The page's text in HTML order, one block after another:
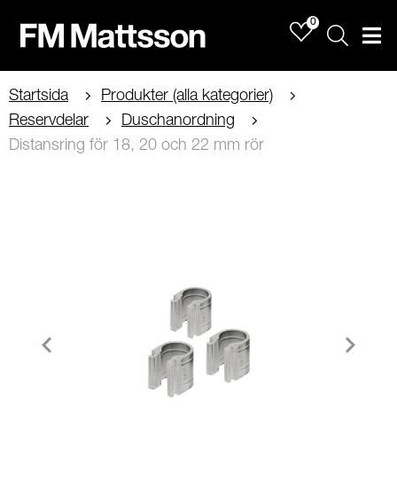
0
Sök
Startsida
Produkter (alla kategorier)
Reservdelar
Duschanordning
Distansring för 18, 20 och 22 mm rör